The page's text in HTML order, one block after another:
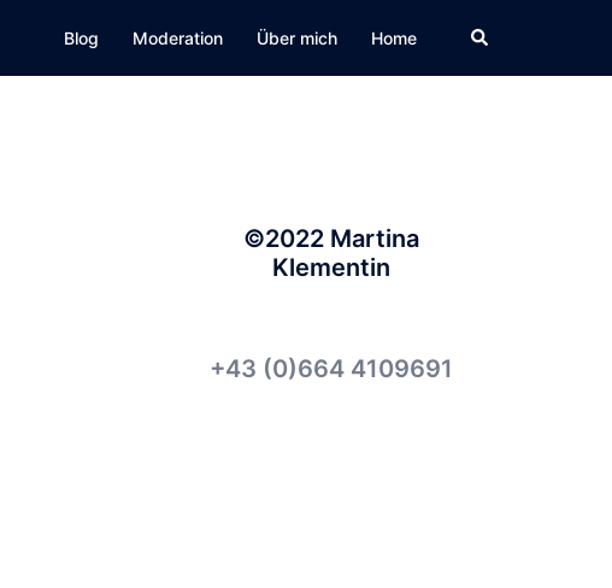
Blog Moderation Über mich Home Suche
©2022 Martina
Klementin
+43 (0)664 4109691